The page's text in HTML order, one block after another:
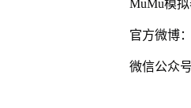
MuMu模拟
官方微博
微信公众